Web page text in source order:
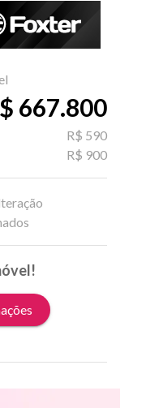
667.800
R$ 590
R$ 900